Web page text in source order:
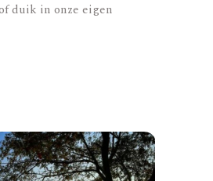
duik in onze eigen